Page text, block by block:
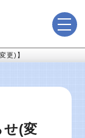
更)】
せ(変